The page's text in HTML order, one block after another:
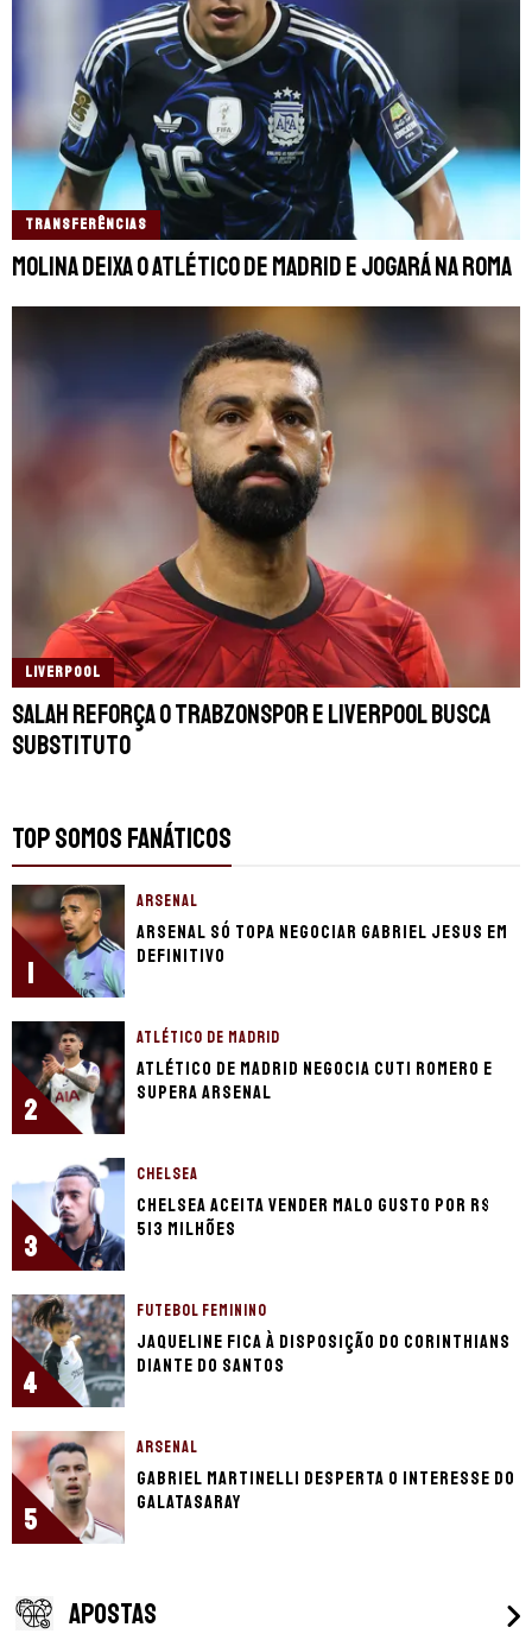
TRANSFERÊNCIAS
Molina deixa o Atlético de Madrid e jogará na Roma
LIVERPOOL
Salah reforça o Trabzonspor e Liverpool busca
substituto
TOP SOMOS FANÁTICOS
1
ARSENAL
Arsenal só topa negociar Gabriel Jesus em
definitivo
2
ATLÉTICO DE MADRID
Atlético de Madrid negocia Cuti Romero e
supera Arsenal
3
CHELSEA
Chelsea aceita vender Malo Gusto por R$
513 milhões
4
FUTEBOL FEMININO
Jaqueline fica à disposição do Corinthians
diante do Santos
5
ARSENAL
Gabriel Martinelli desperta o interesse do
Galatasaray
APOSTAS